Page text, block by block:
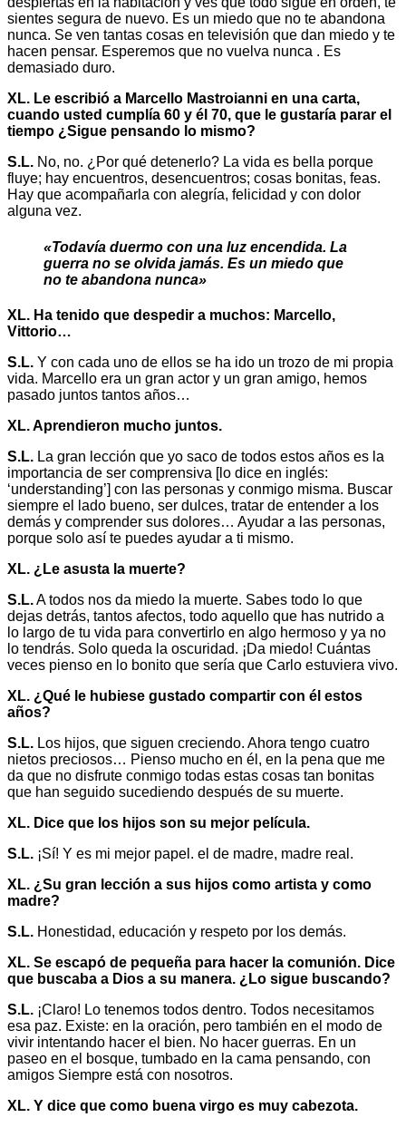
sientes segura de nuevo. Es un miedo que no te abandona
nunca. Se ven tantas cosas en televisión que dan miedo y te
hacen pensar. Esperemos que no vuelva nunca . Es
demasiado duro.
XL. Le escribió a Marcello Mastroianni en una carta,
cuando usted cumplía 60 y él 70, que le gustaría parar el
tiempo ¿Sigue pensando lo mismo?
S.L. No, no. ¿Por qué detenerlo? La vida es bella porque
fluye; hay encuentros, desencuentros; cosas bonitas, feas.
Hay que acompañarla con alegría, felicidad y con dolor
alguna vez.
«Todavía duermo con una luz encendida. La
guerra no se olvida jamás. Es un miedo que
no te abandona nunca»
XL. Ha tenido que despedir a muchos: Marcello,
Vittorio…
S.L. Y con cada uno de ellos se ha ido un trozo de mi propia
vida. Marcello era un gran actor y un gran amigo, hemos
pasado juntos tantos años…
XL. Aprendieron mucho juntos.
S.L. La gran lección que yo saco de todos estos años es la
importancia de ser comprensiva [lo dice en inglés:
‘understanding’] con las personas y conmigo misma. Buscar
siempre el lado bueno, ser dulces, tratar de entender a los
demás y comprender sus dolores… Ayudar a las personas,
porque solo así te puedes ayudar a ti mismo.
XL. ¿Le asusta la muerte?
S.L.A todos nos da miedo la muerte. Sabes todo lo que
dejas detrás, tantos afectos, todo aquello que has nutrido a
lo largo de tu vida para convertirlo en algo hermoso y ya no
lo tendrás. Solo queda la oscuridad. ¡Da miedo! Cuántas
veces pienso en lo bonito que sería que Carlo estuviera vivo.
XL. ¿Qué le hubiese gustado compartir con él estos
años?
S.L. Los hijos, que siguen creciendo. Ahora tengo cuatro
nietos preciosos… Pienso mucho en él, en la pena que me
da que no disfrute conmigo todas estas cosas tan bonitas
que han seguido sucediendo después de su muerte.
XL. Dice que los hijos son su mejor película.
S.L. ¡Sí! Y es mi mejor papel. el de madre, madre real.
XL. ¿Su gran lección a sus hijos como artista y como
madre?
S.L. Honestidad, educación y respeto por los demás.
XL. Se escapó de pequeña para hacer la comunión. Dice
que buscaba a Dios a su manera. ¿Lo sigue buscando?
S.L. ¡Claro! Lo tenemos todos dentro. Todos necesitamos
esa paz. Existe: en la oración, pero también en el modo de
vivir intentando hacer el bien. No hacer guerras. En un
paseo en el bosque, tumbado en la cama pensando, con
amigos Siempre está con nosotros.
XL. Y dice que como buena virgo es muy cabezota.